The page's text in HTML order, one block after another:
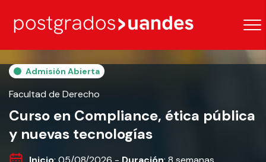
Admisión Abierta
Facultad de Derecho
Curso en Compliance, ética pública
y nuevas tecnologías